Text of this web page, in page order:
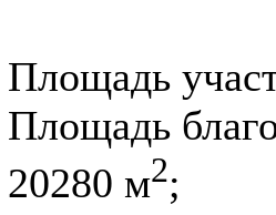
Площадь
Площадь
20280 м2;